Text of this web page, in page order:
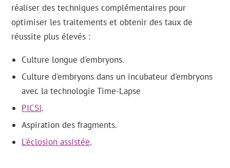
réaliser des techniques complémentaires pour
optimiser les traitements et obtenir des taux de
réussite plus élevés :
Culture longue d'embryons.
Culture d'embryons dans un incubateur d'embryons
avec la technologie Time-Lapse
PICSI.
Aspiration des fragments.
L'éclosion assistée.